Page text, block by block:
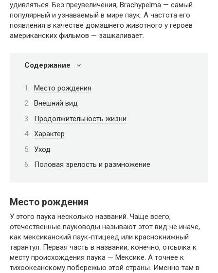
удивляться. Без преувеличения, Brachypelma — самый
популярный и узнаваемый в мире паук. А частота его
появления в качестве домашнего животного у героев
американских фильмов — зашкаливает.
Содержание
Место рождения
Внешний вид
Продолжительность жизни
Характер
Уход
Половая зрелость и размножение
Место рождения
У этого паука несколько названий. Чаще всего,
отечественные пауководы называют этот вид не иначе,
как мексиканский паук-птицеед или краснокнижный
тарантул. Первая часть в названии, конечно, отсылка к
месту происхождения паука — Мексике. А точнее к
тихоокеанскому побережью этой страны. Именно там в